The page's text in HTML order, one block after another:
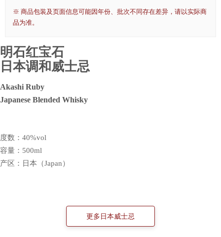
※ 商品包装及页面信息可能因年份、批次不同存在差异，请以实际商
品为准。
明石红宝石
日本调和威士忌
Akashi Ruby
Japanese Blended Whisky
度数：40%vol
容量：500ml
产区：日本（Japan）